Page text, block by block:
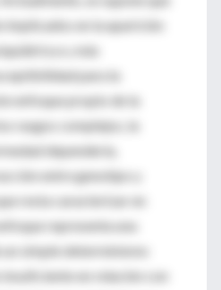
implicados en la aparición
o, más
para la
enfoque propio de la
rasgos complejos, la
dependería,
entre genotipo y
resta caracterizar en
representa una
simple determinismo
en relación con